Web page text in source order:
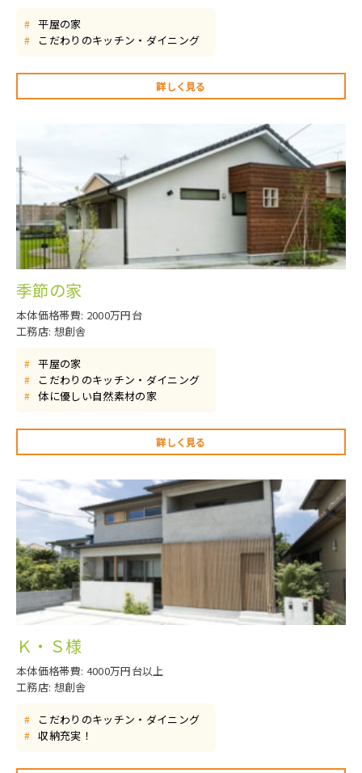
# 平屋の家
# こだわりのキッチン・ダイニング
詳しく見る
季節の家
本体価格帯費: 2000万円台
工務店: 想創舎
# 平屋の家
# こだわりのキッチン・ダイニング
# 体に優しい自然素材の家
詳しく見る
Ｋ・Ｓ様
本体価格帯費: 4000万円台以上
工務店: 想創舎
# こだわりのキッチン・ダイニング
# 収納充実！